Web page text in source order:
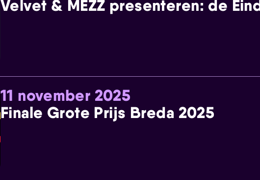
Velvet & MEZZ presenteren: de
11 november 2025
Finale Grote Prijs Breda 2025